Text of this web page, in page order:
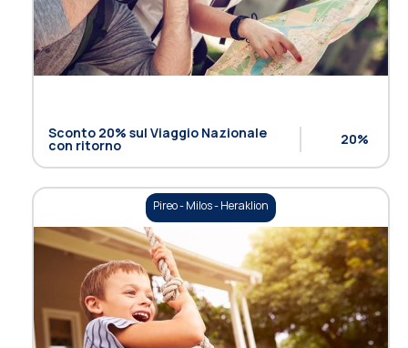
Sconto 20% sul Viaggio Nazionale
con ritorno 20%
Pireo - Milos - Heraklion